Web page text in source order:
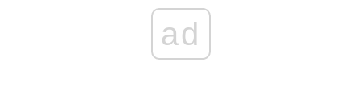
ad